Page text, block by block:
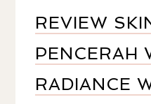
REVIEW
PENCERAH
RADIANCE